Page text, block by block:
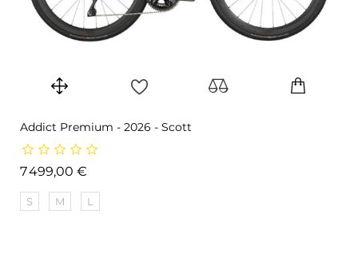
Addict Premium - 2026 - Scott
7 499,00 €
S M L